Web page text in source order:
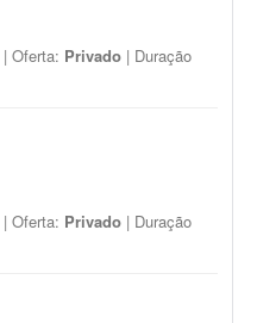
| Oferta: Privado | Duração
| Oferta: Privado | Duração